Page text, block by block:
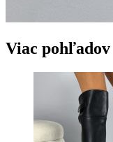
Viac pohľadov